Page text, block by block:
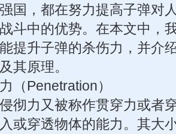
国，都在努力提高子弹对
斗中的优势。在本文中，
提升子弹的杀伤力，并介
其原理。
（Penetration）
彻力又被称作贯穿力或者
或穿透物体的能力。其大